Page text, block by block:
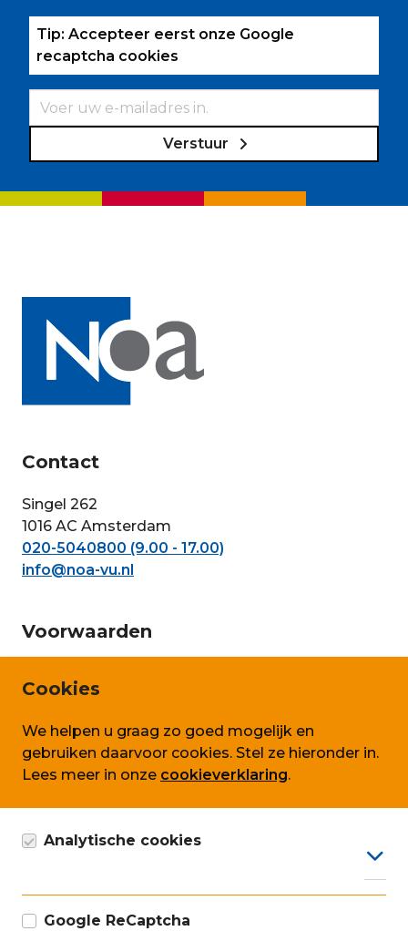
Tip: Accepteer eerst onze Google
recaptcha cookies
Verstuur
Contact
Singel 262
1016 AC Amsterdam
020-5040800 (9.00 - 17.00)
info@noa-vu.nl
Voorwaarden
Algemene voorwaarden SLA
Cookies
We helpen u graag zo goed mogelijk en
gebruiken daarvoor cookies. Stel ze hieronder in.
Lees meer in onze cookieverklaring.
Analytische cookies
Google Analytics cookie, anoniem gegevens
verzamelen, conform AVG.
Google ReCaptcha